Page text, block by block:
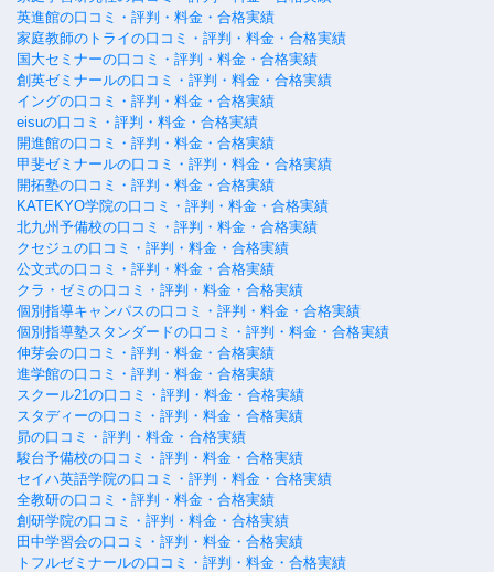
英進館の口コミ・評判・料金・合格実績
家庭教師のトライの口コミ・評判・料金・合格実績
国大セミナーの口コミ・評判・料金・合格実績
創英ゼミナールの口コミ・評判・料金・合格実績
イングの口コミ・評判・料金・合格実績
eisuの口コミ・評判・料金・合格実績
開進館の口コミ・評判・料金・合格実績
甲斐ゼミナールの口コミ・評判・料金・合格実績
開拓塾の口コミ・評判・料金・合格実績
KATEKYO学院の口コミ・評判・料金・合格実績
北九州予備校の口コミ・評判・料金・合格実績
クセジュの口コミ・評判・料金・合格実績
公文式の口コミ・評判・料金・合格実績
クラ・ゼミの口コミ・評判・料金・合格実績
個別指導キャンパスの口コミ・評判・料金・合格実績
個別指導塾スタンダードの口コミ・評判・料金・合格実績
伸芽会の口コミ・評判・料金・合格実績
進学館の口コミ・評判・料金・合格実績
スクール21の口コミ・評判・料金・合格実績
スタディーの口コミ・評判・料金・合格実績
昴の口コミ・評判・料金・合格実績
駿台予備校の口コミ・評判・料金・合格実績
セイハ英語学院の口コミ・評判・料金・合格実績
全教研の口コミ・評判・料金・合格実績
創研学院の口コミ・評判・料金・合格実績
田中学習会の口コミ・評判・料金・合格実績
トフルゼミナールの口コミ・評判・料金・合格実績